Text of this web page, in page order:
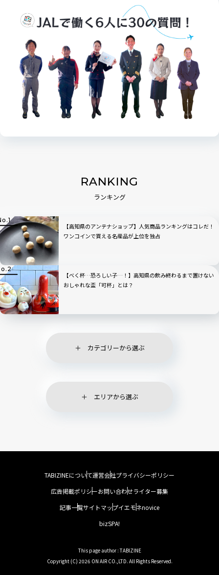
RANKING
ランキング
【高知県のアンテナショップ】人気商品ランキングはコレだ！
ワンコインで買える名産品が上位を独占
【べく杯…恐ろしい子…！】高知県の飲み終わるまで置けない
おしゃれな盃「可杯」とは？
カテゴリーから選ぶ
エリアから選ぶ
TABIZINEについて運営会社プライバシーポリシー
広告掲載ポリシーお問い合わせライター募集
記事一覧サイトマップイエモネnovice
bizSPA!
This page author : TABIZINE
Copyright (C) 2026 ON AIR CO.,LTD. All Rights Reserved.